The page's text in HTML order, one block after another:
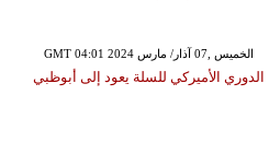
GMT 04:01 2024 الخميس ,07 آذار/ مارس
الدوري الأميركي للسلة يعود إلى أبوظبي